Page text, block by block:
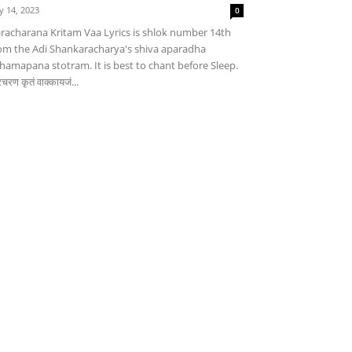
14, 2023 0
Kritam Vaa Lyrics is shlok number 14th
the Adi Shankaracharya's shiva aparadha
stotram. It is best to chant before Sleep.
कृतं वाक्कायजं...